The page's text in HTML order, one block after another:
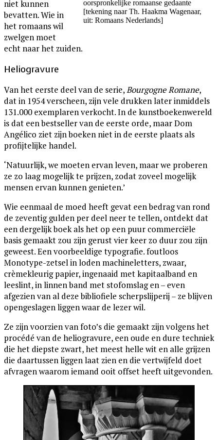
oorspronkelijke romaanse gedaante
[tekening naar Th. Haakma Wagenaar,
uit: Romaans Nederlands]
niet kunnen
bevatten. Wie in
het romaans wil
zwelgen moet
echt naar het zuiden.
Heliogravure
Van het eerste deel van de serie,Bourgogne Romane,
dat in 1954 verscheen, zijn vele drukken later inmiddels
131.000 exemplaren verkocht. In de kunstboekenwereld
is dat een bestseller van de eerste orde, maar Dom
Angélico ziet zijn boeken niet in de eerste plaats als
profijtelijke handel.
‘Natuurlijk, we moeten ervan leven, maar we proberen
ze zo laag mogelijk te prijzen, zodat zoveel mogelijk
mensen ervan kunnen genieten.’
Wie eenmaal de moed heeft gevat een bedrag van rond
de zeventig gulden per deel neer te tellen, ontdekt dat
een dergelijk boek als het op een puur commerciële
basis gemaakt zou zijn gerust vier keer zo duur zou zijn
geweest. Een voorbeeldige typografie. foutloos
Monotype-zetsel in loden machineletters, zwaar,
crèmekleurig papier, ingenaaid met kapitaalband en
leeslint, in linnen band met stofomslag en – even
afgezien van al deze bibliofiele scherpslijperij – ze blijven
opengeslagen liggen waar de lezer wil.
Ze zijn voorzien van foto’s die gemaakt zijn volgens het
procédé van de heliogravure, een oude en dure techniek
die het diepste zwart, het meest helle wit en alle grijzen
die daartussen liggen laat zien en die vertwijfeld doet
afvragen waarom iemand ooit offset heeft uitgevonden.